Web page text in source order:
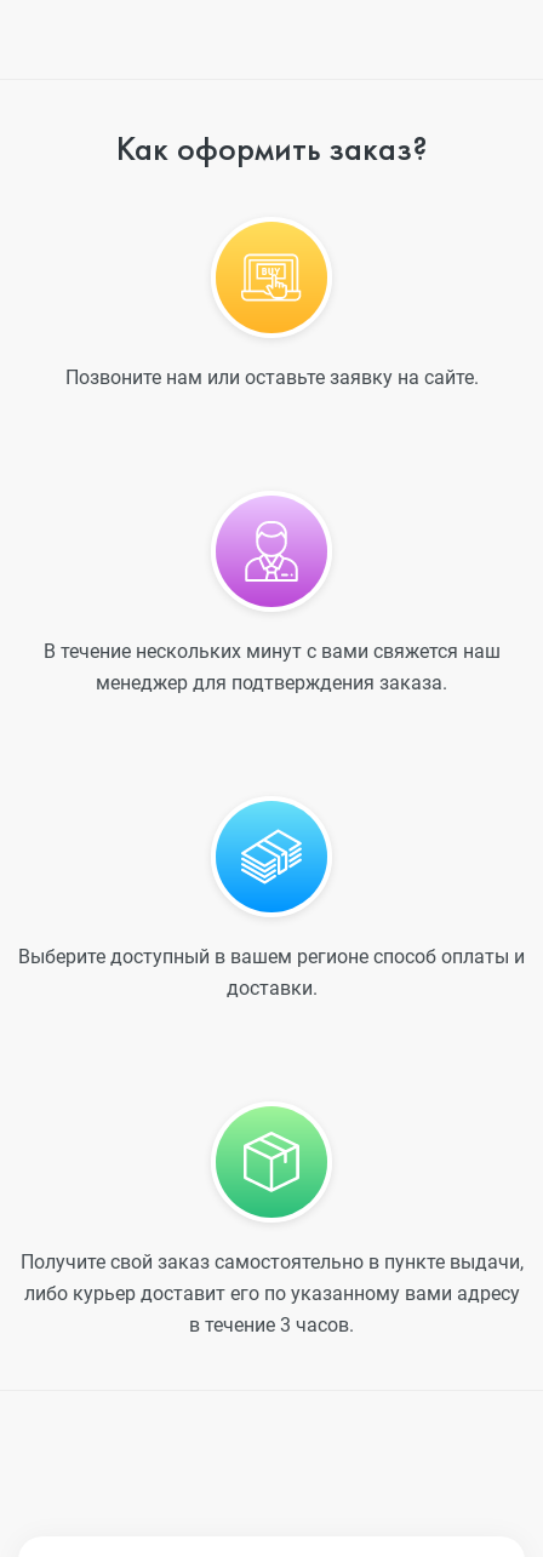
Как оформить заказ?
Позвоните нам или оставьте заявку на сайте.
В течение нескольких минут с вами свяжется наш
менеджер для подтверждения заказа.
Выберите доступный в вашем регионе способ оплаты и
доставки.
Получите свой заказ самостоятельно в пункте выдачи,
либо курьер доставит его по указанному вами адресу
в течение 3 часов.